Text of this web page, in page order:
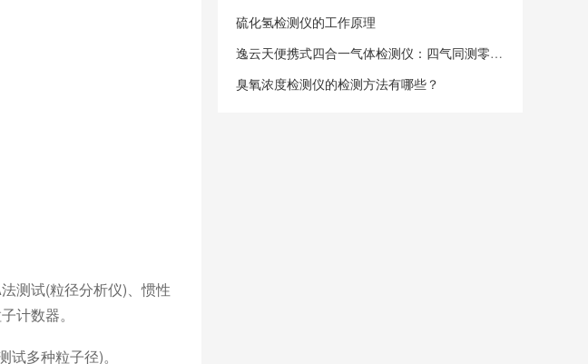
测试(粒径分析仪)、惯性
计数器。
多种粒子径)。
硫化氢检测仪的工作原理
逸云天便携式四合一气体检测仪：四气同测零延迟，安全防护智领先
臭氧浓度检测仪的检测方法有哪些？